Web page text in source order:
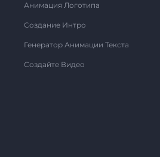
Анимация Логотипа
Создание Интро
Генератор Анимации Текста
Создайте Видео